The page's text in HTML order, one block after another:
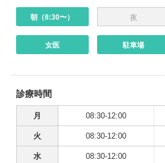
朝（8:30〜） 夜
女医 駐車場
診療時間
月 08:30-12:00
火 08:30-12:00
水 08:30-12:00